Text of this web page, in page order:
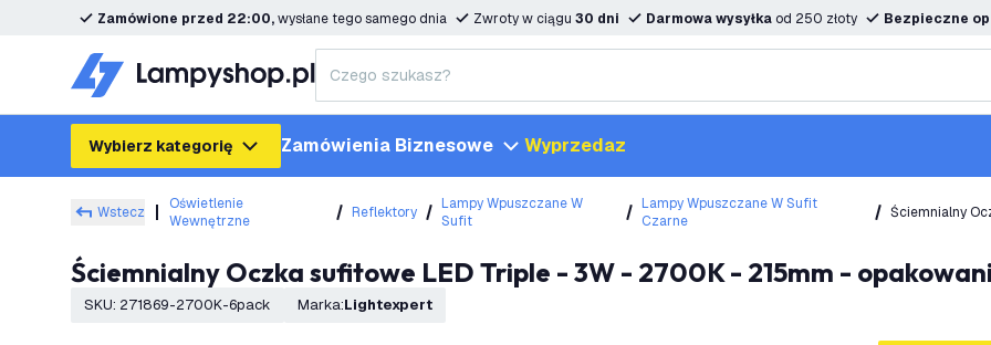
Zamówione przed 22:00,wysłane tego samego dnia Zwroty w ciągu 30 dni Darmowa wysyłka od 250 złoty Bezpieczne
Wybierz kategorię Zamówienia Biznesowe Wyprzedaz
Wstecz
Oświetlenie
Wewnętrzne
Reflektory
Lampy Wpuszczane W
Sufit
Lampy Wpuszczane W Sufit
Czarne
Ściemnialny
Ściemnialny Oczka sufitowe LED Triple - 3W - 2700K - 215mm -
SKU: 271869-2700K-6pack Marka: Lightexpert